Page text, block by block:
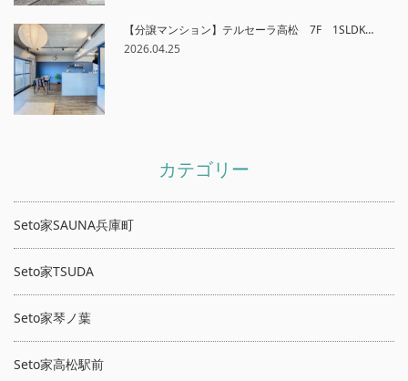
【分譲マンション】テルセーラ高松 7F 1SLDK…
2026.04.25
カテゴリー
Seto家SAUNA兵庫町
Seto家TSUDA
Seto家琴ノ葉
Seto家高松駅前